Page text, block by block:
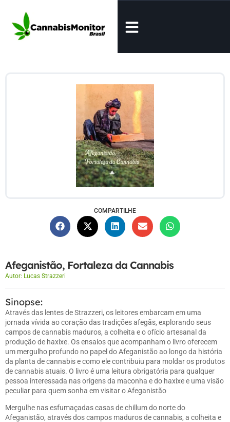
COMPARTILHE
Afeganistão, Fortaleza da Cannabis
Autor: Lucas Strazzeri
Sinopse:
Através das lentes de Strazzeri, os leitores embarcam em uma
jornada vívida ao coração das tradições afegãs, explorando seus
campos de cannabis maduros, a colheita e o ofício artesanal da
produção de haxixe. Os ensaios que acompanham o livro oferecem
um mergulho profundo no papel do Afeganistão ao longo da história
da planta de cannabis e como ele contribuiu para moldar os produtos
de cannabis atuais. O livro é uma leitura obrigatória para qualquer
pessoa interessada nas origens da maconha e do haxixe e uma visão
peculiar para quem sonha em visitar o Afeganistão
Mergulhe nas esfumaçadas casas de chillum do norte do
Afeganistão, através dos campos maduros de cannabis, a colheita e